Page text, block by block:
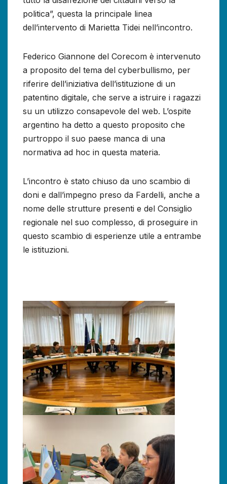
politica”, questa la principale linea
dell’intervento di Marietta Tidei nell’incontro.
Federico Giannone del Corecom è intervenuto
a proposito del tema del cyberbullismo, per
riferire dell’iniziativa dell’istituzione di un
patentino digitale, che serve a istruire i ragazzi
su un utilizzo consapevole del web. L’ospite
argentino ha detto a questo proposito che
purtroppo il suo paese manca di una
normativa ad hoc in questa materia.
L’incontro è stato chiuso da uno scambio di
doni e dall’impegno preso da Fardelli, anche a
nome delle strutture presenti e del Consiglio
regionale nel suo complesso, di proseguire in
questo scambio di esperienze utile a entrambe
le istituzioni.